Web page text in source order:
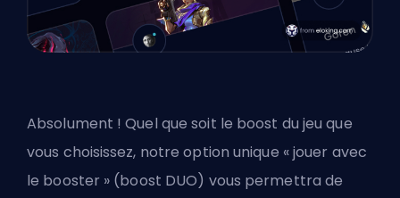
Absolument ! Quel que soit le boost du jeu que
vous choisissez, notre option unique « jouer avec
le booster » (boost DUO) vous permettra de